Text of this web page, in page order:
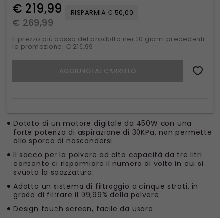
€ 219,99
€ 269,99
RISPARMIA € 50,00
Il prezzo più basso del prodotto nei 30 giorni precedenti
la promozione: € 219,99
AGGIUNGI AL CARRELLO
Dotato di un motore digitale da 450W con una
forte potenza di aspirazione di 30KPa, non permette
allo sporco di nascondersi.
Il sacco per la polvere ad alta capacità da tre litri
consente di risparmiare il numero di volte in cui si
svuota la spazzatura.
Adotta un sistema di filtraggio a cinque strati, in
grado di filtrare il 99,99% della polvere.
Design touch screen, facile da usare.